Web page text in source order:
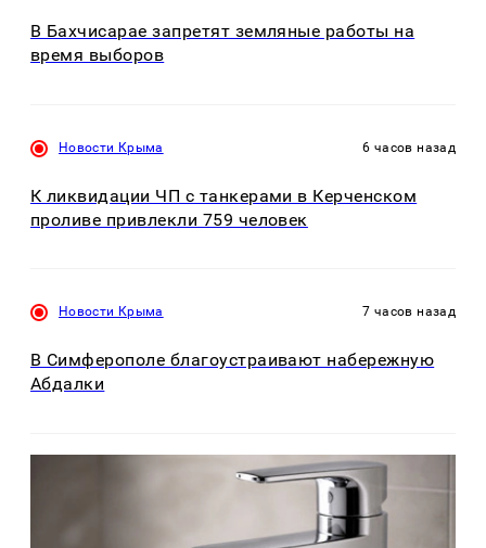
В Бахчисарае запретят земляные работы на
время выборов
Новости Крыма 6 часов назад
К ликвидации ЧП с танкерами в Керченском
проливе привлекли 759 человек
Новости Крыма 7 часов назад
В Симферополе благоустраивают набережную
Абдалки